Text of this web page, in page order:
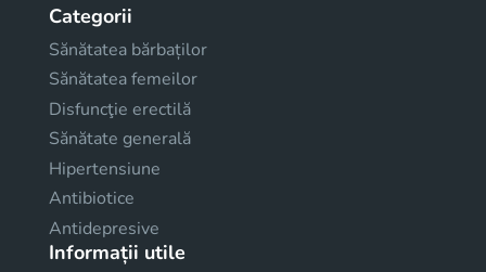
Categorii
Sănătatea bărbaților
Sănătatea femeilor
Disfuncţie erectilă
Sănătate generală
Hipertensiune
Antibiotice
Antidepresive
Informații utile